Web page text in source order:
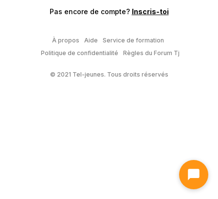
Pas encore de compte? Inscris-toi
À propos Aide
Service de formation
Politique de confidentialité
Règles du Forum Tj
© 2021 Tel-jeunes. Tous droits réservés